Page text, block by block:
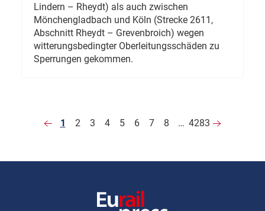
Lindern – Rheydt) als auch zwischen
Mönchengladbach und Köln (Strecke 2611,
Abschnitt Rheydt – Grevenbroich) wegen
witterungsbedingter Oberleitungsschäden zu
Sperrungen gekommen.
1 2 3 4 5 6 7 8 … 4283